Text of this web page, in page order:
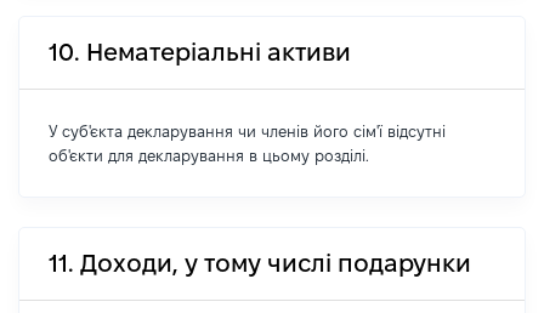
10. Нематеріальні активи
У суб'єкта декларування чи членів його сім'ї відсутні
об'єкти для декларування в цьому розділі.
11. Доходи, у тому числі подарунки